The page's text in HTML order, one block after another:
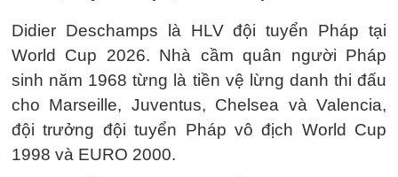
Didier Deschamps là HLV đội tuyển Pháp tại
World Cup 2026. Nhà cầm quân người Pháp
sinh năm 1968 từng là tiền vệ lừng danh thi đấu
cho Marseille, Juventus, Chelsea và Valencia,
đội trưởng đội tuyển Pháp vô địch World Cup
1998 và EURO 2000.